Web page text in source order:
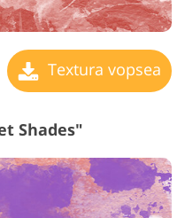
Textura vopsea
Shades"